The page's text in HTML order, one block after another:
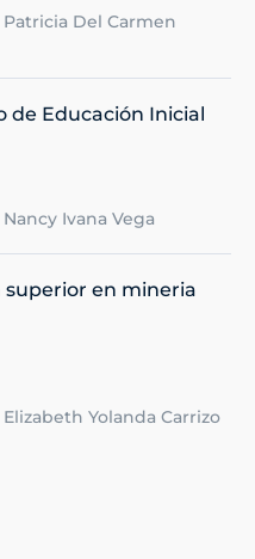
Del Carmen
de Educación Inicial
Ivana Vega
superior en mineria
Yolanda Carrizo